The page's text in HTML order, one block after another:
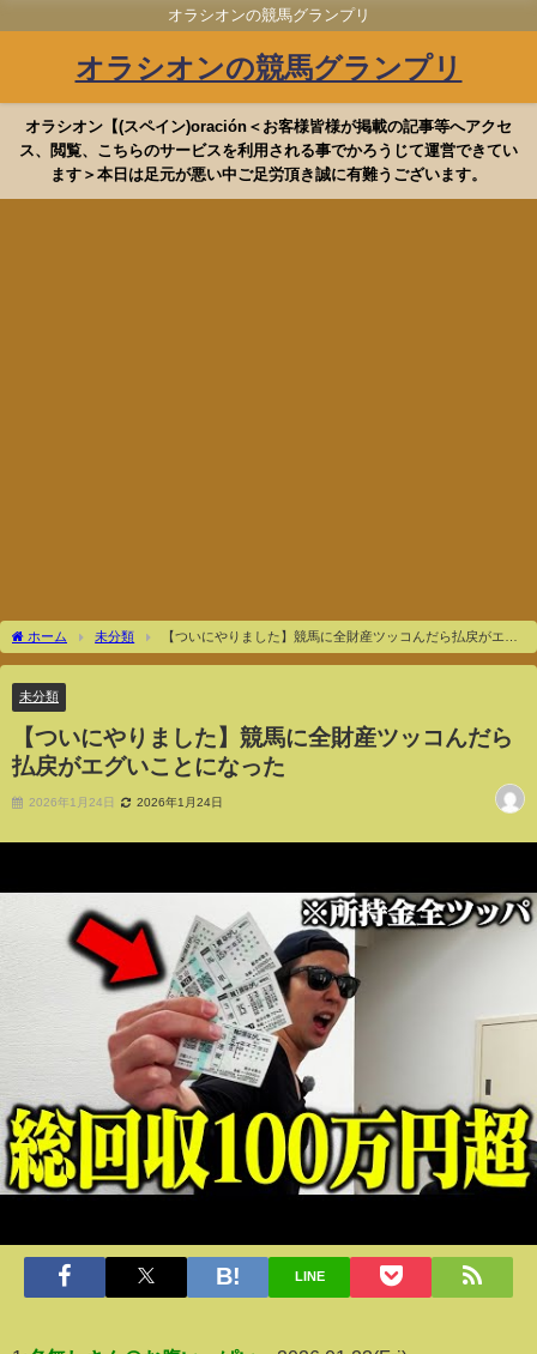
オラシオンの競馬グランプリ
オラシオンの競馬グランプリ
オラシオン【(スペイン)oración＜お客様皆様が掲載の記事等へアクセ
ス、閲覧、こちらのサービスを利用される事でかろうじて運営できてい
ます＞本日は足元が悪い中ご足労頂き誠に有難うございます。
ホーム 未分類
【ついにやりました】競馬に全財産ツッコんだら払戻がエグ
いことになった
未分類
【ついにやりました】競馬に全財産ツッコんだら
払戻がエグいことになった
2026年1月24日 2026年1月24日
LINE